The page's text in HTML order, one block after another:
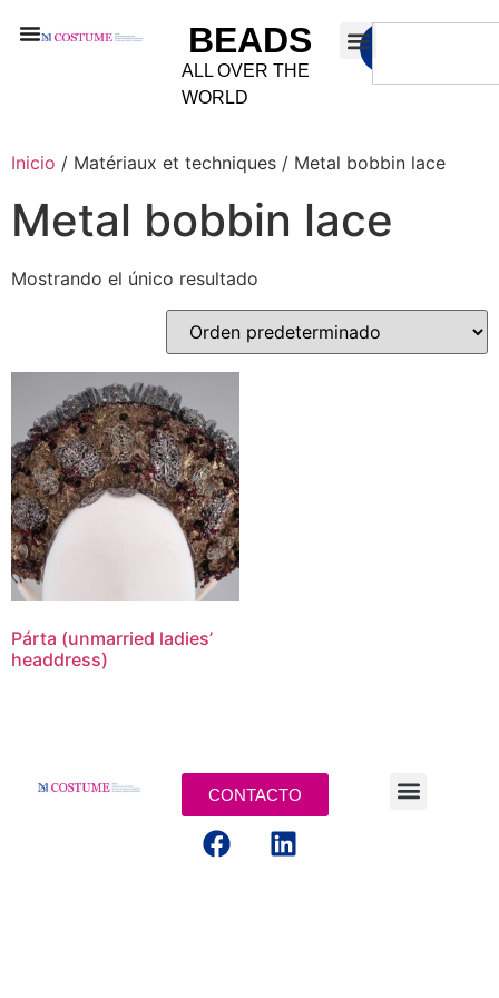
BEADS
ALL OVER THE
WORLD
Inicio / Matériaux et techniques / Metal bobbin lace
Metal bobbin lace
Mostrando el único resultado
Párta (unmarried ladies’
headdress)
CONTACTO